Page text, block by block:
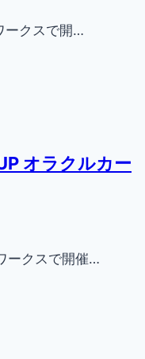
ークスで開…
オラクルカー
ークスで開催…